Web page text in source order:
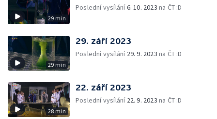
29 min
Poslední vysílání6. 10. 2023 na ČT :D
29 min
29. září 2023
Poslední vysílání 29. 9. 2023 na ČT :D
28 min
22. září 2023
Poslední vysílání 22. 9. 2023 na ČT :D